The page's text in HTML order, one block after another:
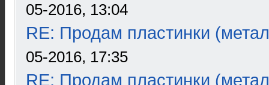
05-2016, 13:04
RE: Продам пластинки
05-2016, 17:35
RE: Продам пластинки